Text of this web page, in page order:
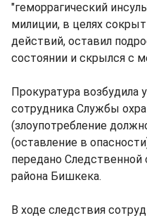
"геморрагический
милиции, в целях
действий, оставил
состоянии и скрылся с
Прокуратура возбудила
сотрудника Службы
(злоупотребление
(оставление в
передано
района Бишкека.
В ходе следствия